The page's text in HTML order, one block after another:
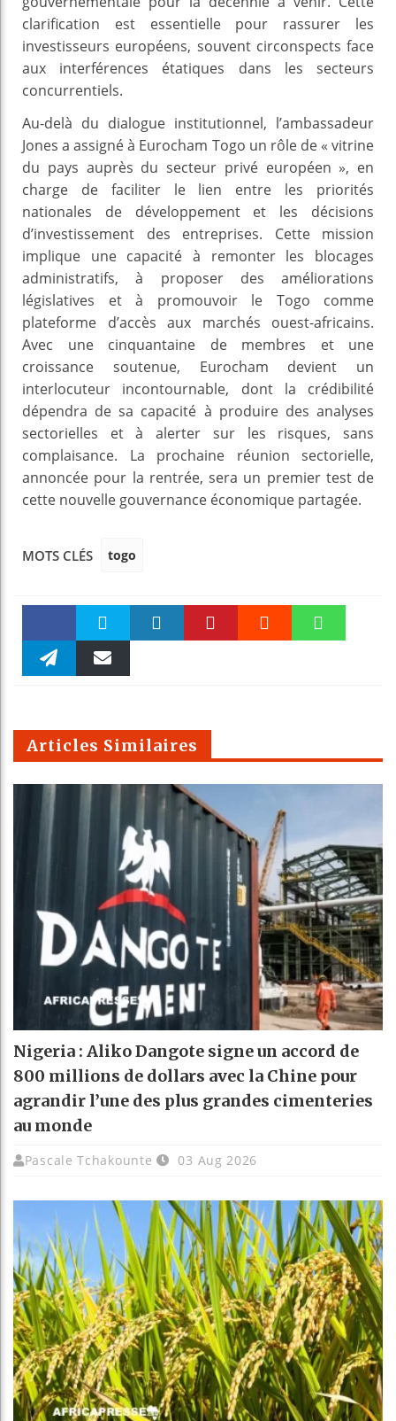
clarification est essentielle pour rassurer les
investisseurs européens, souvent circonspects face
aux interférences étatiques dans les secteurs
concurrentiels.
Au-delà du dialogue institutionnel, l’ambassadeur
Jones a assigné à Eurocham Togo un rôle de « vitrine
du pays auprès du secteur privé européen », en
charge de faciliter le lien entre les priorités
nationales de développement et les décisions
d’investissement des entreprises. Cette mission
implique une capacité à remonter les blocages
administratifs, à proposer des améliorations
législatives et à promouvoir le Togo comme
plateforme d’accès aux marchés ouest-africains.
Avec une cinquantaine de membres et une
croissance soutenue, Eurocham devient un
interlocuteur incontournable, dont la crédibilité
dépendra de sa capacité à produire des analyses
sectorielles et à alerter sur les risques, sans
complaisance. La prochaine réunion sectorielle,
annoncée pour la rentrée, sera un premier test de
cette nouvelle gouvernance économique partagée.
MOTS CLÉS togo
Faceboo Twitter
m
Articles Similaires
Nigeria : Aliko Dangote signe un accord de
800 millions de dollars avec la Chine pour
agrandir l’une des plus grandes cimenteries
au monde
Pascale Tchakounte 03 Aug 2026